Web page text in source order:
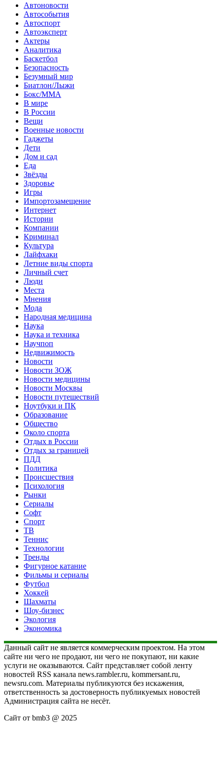
Автоновости
Автособытия
Автоспорт
Автоэксперт
Актеры
Аналитика
Баскетбол
Безопасность
Безумный мир
Биатлон/Лыжи
Бокс/MMA
В мире
В России
Вещи
Военные новости
Гаджеты
Дети
Дом и сад
Еда
Звёзды
Здоровье
Игры
Импортозамещение
Интернет
Истории
Компании
Криминал
Культура
Лайфхаки
Летние виды спорта
Личный счет
Люди
Места
Мнения
Мода
Народная медицина
Наука
Наука и техника
Научпоп
Недвижимость
Новости
Новости ЗОЖ
Новости медицины
Новости Москвы
Новости путешествий
Ноутбуки и ПК
Образование
Общество
Около спорта
Отдых в России
Отдых за границей
ПДД
Политика
Происшествия
Психология
Рынки
Сериалы
Софт
Спорт
ТВ
Теннис
Технологии
Тренды
Фигурное катание
Фильмы и сериалы
Футбол
Хоккей
Шахматы
Шоу-бизнес
Экология
Экономика
Данный сайт не является коммерческим проектом. На этом
сайте ни чего не продают, ни чего не покупают, ни какие
услуги не оказываются. Сайт представляет собой ленту
новостей RSS канала news.rambler.ru, kommersant.ru,
newsru.com. Материалы публикуются без искажения,
ответственность за достоверность публикуемых новостей
Администрация сайта не несёт.
Сайт от bmb3 @ 2025